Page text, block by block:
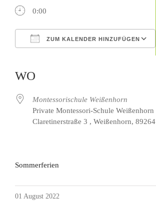
0:00
ZUM KALENDER HINZUFÜGEN
WO
Montessorischule Weißenhorn
Private Montessori-Schule Weißenhorn
Claretinerstraße 3 , Weißenhorn, 89264
Sommerferien
01 August 2022